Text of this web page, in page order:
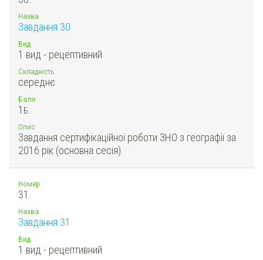
Назва
Завдання 30
Вид
1 вид - рецептивний
Складність
середнє
Бали
1 Б.
Опис
Завдання сертифікаційної роботи ЗНО з географії за
2016 рік (основна сесія).
Номер
31.
Назва
Завдання 31
Вид
1 вид - рецептивний